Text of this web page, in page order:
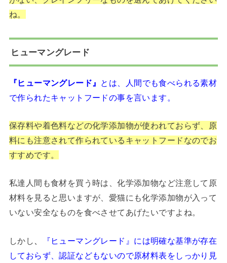
ね。
ヒューマングレード
『ヒューマングレード』 とは、人間でも食べられる素材
で作られたキャットフードの事を言います。
保存料や着色料などの化学添加物が使われておらず、原
料にも注意されて作られているキャットフードなのでお
すすめです。
私達人間も食材を買う時は、化学添加物など注意して原
材料を見ると思いますが、愛猫にも化学添加物が入って
いない安全なものを食べさせてあげたいですよね。
しかし
『ヒューマングレード』には明確な基準が存在
しておらず、認証などもないので原材料表をしっかり見